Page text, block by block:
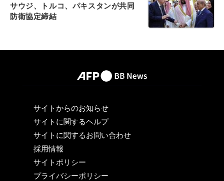
サウジ、トルコ、パキスタンが共同
防衛協定締結
サイトからのお知らせ
サイトに関するヘルプ
サイトに関するお問い合わせ
採用情報
サイトポリシー
プライバシーポリシー